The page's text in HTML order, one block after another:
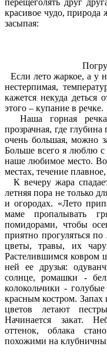
красивое чудо,
засыпая:
Погружаюсь в
Если лето жаркое, а у
нестерпимая,
кажется некуда деться
этого – купание в речке.
Наша горная речка
прозрачная, где
очень большая, можно
Больше всего я люблю с
наше любимое место.
местах, течение
К вечеру жара
летняя пора не только
и огородах. «Лето
маме пропалывать
помидорами, чтобы
приятно прогуляться
цветы, травы, их
Растелившимся ковром
ней ее друзья:
солнце, ромашки -
колокольчики -
красным костром. Запах
цветов летают
Начинается закат.
оттенок, облака
похожими на